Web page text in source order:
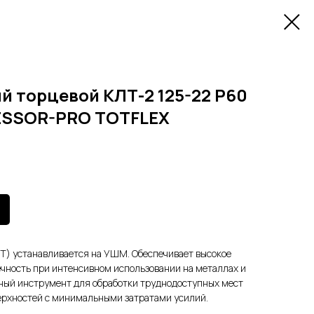
торцевой КЛТ-2 125-22 Р60
PRO TOTFLEX
устанавливается на УШМ. Обеспечивает высокое
при интенсивном использовании на металлах и
инструмент для обработки труднодоступных мест
с минимальными затратами усилий.